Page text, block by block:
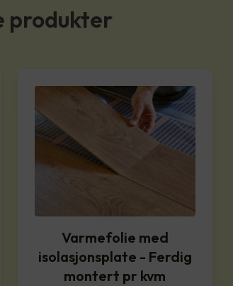
produkter
Varmefolie med
isolasjonsplate - Ferdig
montert pr kvm